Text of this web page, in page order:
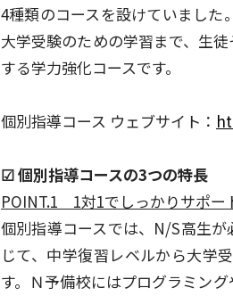
4種類のコースを設けていました
大学受験のための学習まで、生
する学力強化コースです。
個別指導コース ウェブサイト：
☑︎ 個別指導コースの3つの特長
POINT.1 1対1でしっかりサポー
個別指導コースでは、N/S高生
じて、中学復習レベルから大学
す。Ｎ予備校にはプログラミン